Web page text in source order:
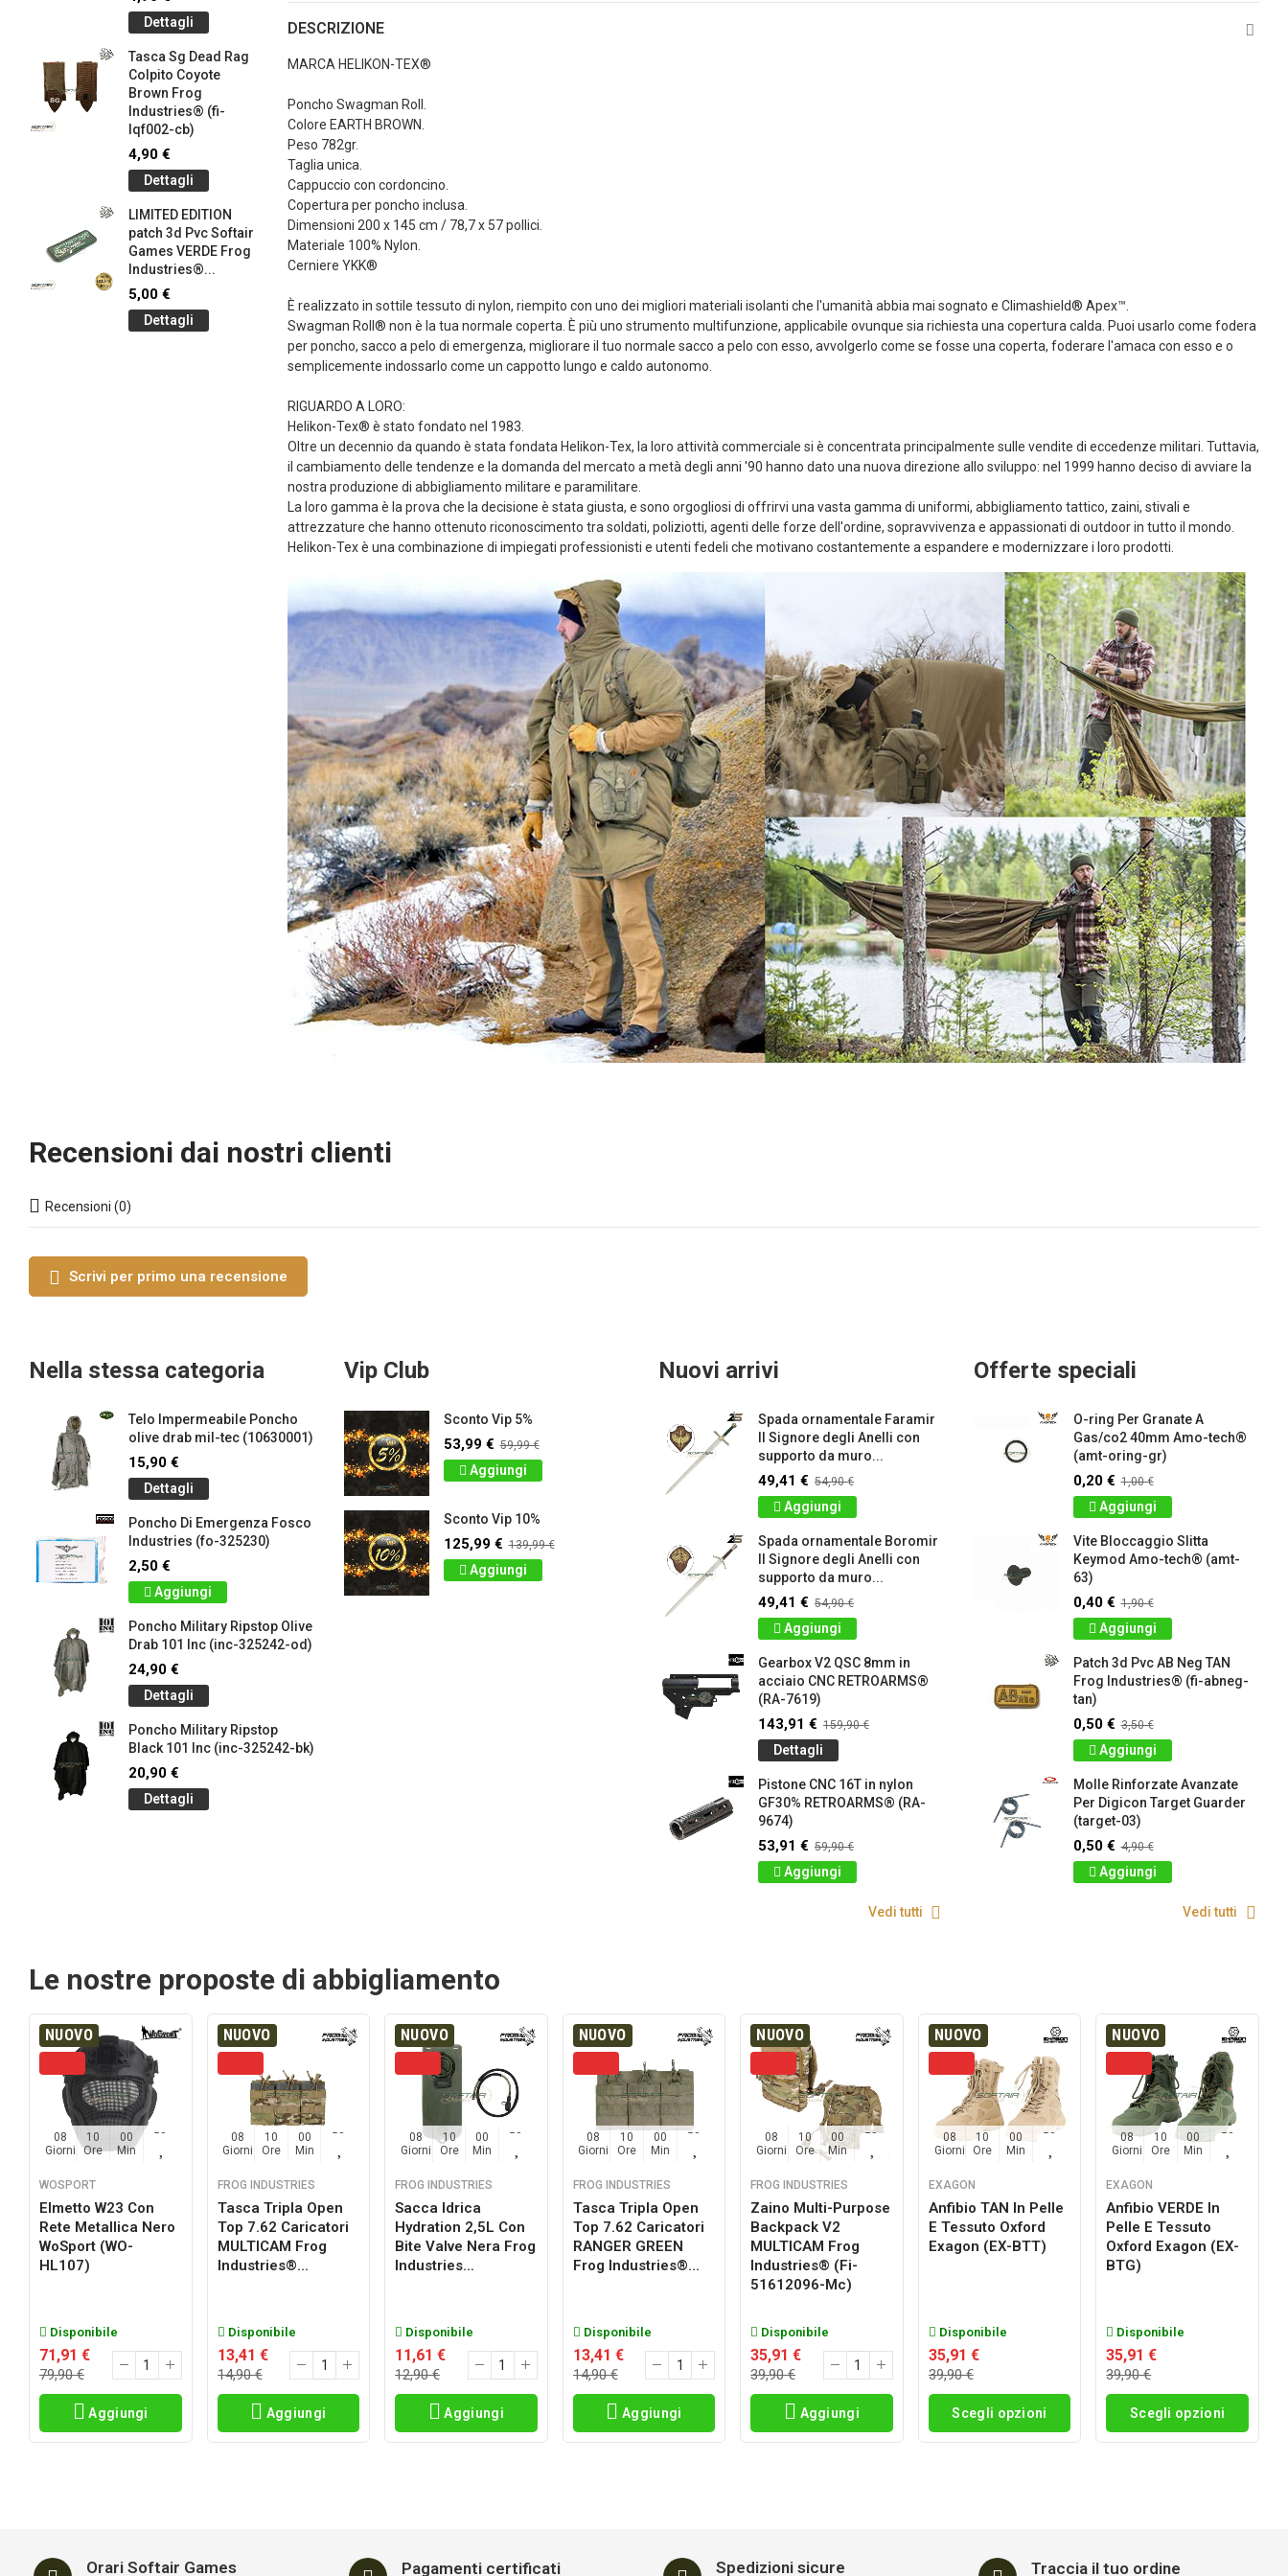
DESCRIZIONE
MARCA HELIKON-TEX®
Poncho Swagman Roll.
Colore EARTH BROWN.
Peso 782gr.
Taglia unica.
Cappuccio con cordoncino.
Copertura per poncho inclusa.
Dimensioni 200 x 145 cm / 78,7 x 57 pollici.
Materiale 100% Nylon.
Cerniere YKK®
È realizzato in sottile tessuto di nylon, riempito con uno dei migliori materiali isolanti che l'umanità abbia mai sognato e Climashield® Apex™.
Swagman Roll® non è la tua normale coperta. È più uno strumento multifunzione, applicabile ovunque sia richiesta una copertura calda. Puoi usarlo come fodera
per poncho, sacco a pelo di emergenza, migliorare il tuo normale sacco a pelo con esso, avvolgerlo come se fosse una coperta, foderare l'amaca con esso e o
semplicemente indossarlo come un cappotto lungo e caldo autonomo.
RIGUARDO A LORO:
Helikon-Tex® è stato fondato nel 1983.
Oltre un decennio da quando è stata fondata Helikon-Tex, la loro attività commerciale si è concentrata principalmente sulle vendite di eccedenze militari. Tuttavia,
il cambiamento delle tendenze e la domanda del mercato a metà degli anni '90 hanno dato una nuova direzione allo sviluppo: nel 1999 hanno deciso di avviare la
nostra produzione di abbigliamento militare e paramilitare.
La loro gamma è la prova che la decisione è stata giusta, e sono orgogliosi di offrirvi una vasta gamma di uniformi, abbigliamento tattico, zaini, stivali e
attrezzature che hanno ottenuto riconoscimento tra soldati, poliziotti, agenti delle forze dell'ordine, sopravvivenza e appassionati di outdoor in tutto il mondo.
Helikon-Tex è una combinazione di impiegati professionisti e utenti fedeli che motivano costantemente a espandere e modernizzare i loro prodotti.
Dettagli
Tasca Sg Dead Rag
Colpito Coyote
Brown Frog
Industries® (fi-
lqf002-cb)
4,90 €
Dettagli
LIMITED EDITION
patch 3d Pvc Softair
Games VERDE Frog
Industries®...
5,00 €
Dettagli
145-bk)
4,90 €
Dettagli
Silicone Da Polso
Olive Drab Frog
Dettagli
Braccialetto Sg
Silicone Da Polso
Coyote Brown Frog
1,00 €
Dettagli
Dettagli
Recensioni dai nostri clienti
Recensioni (0)
Scrivi per primo una recensione
Nella stessa categoria
Telo Impermeabile Poncho
olive drab mil-tec (10630001)
15,90 €
Dettagli
Poncho Di Emergenza Fosco
Industries (fo-325230)
2,50 €
Aggiungi
Poncho Military Ripstop Olive
Drab 101 Inc (inc-325242-od)
24,90 €
Dettagli
Poncho Military Ripstop
Black 101 Inc (inc-325242-bk)
20,90 €
Dettagli
Vip Club
Sconto Vip 5%
53,99 € 59,99 €
Aggiungi
Sconto Vip 10%
125,99 € 139,99 €
Aggiungi
Nuovi arrivi
Spada ornamentale Faramir
Il Signore degli Anelli con
supporto da muro...
49,41 € 54,90 €
Aggiungi
Spada ornamentale Boromir
Il Signore degli Anelli con
supporto da muro...
49,41 € 54,90 €
Aggiungi
Gearbox V2 QSC 8mm in
acciaio CNC RETROARMS®
(RA-7619)
143,91 € 159,90 €
Dettagli
Pistone CNC 16T in nylon
GF30% RETROARMS® (RA-
9674)
53,91 € 59,90 €
Aggiungi
Vedi tutti
Offerte speciali
O-ring Per Granate A
Gas/co2 40mm Amo-tech®
(amt-oring-gr)
0,20 € 1,00 €
Aggiungi
Vite Bloccaggio Slitta
Keymod Amo-tech® (amt-
63)
0,40 € 1,90 €
Aggiungi
Patch 3d Pvc AB Neg TAN
Frog Industries® (fi-abneg-
tan)
0,50 € 3,50 €
Aggiungi
Molle Rinforzate Avanzate
Per Digicon Target Guarder
(target-03)
0,50 € 4,90 €
Aggiungi
Vedi tutti
Le nostre proposte di abbigliamento
NUOVO
08
Giorni
10
Ore
00
Min
57
WOSPORT
Elmetto W23 Con
Rete Metallica Nero
WoSport (WO-
HL107)
Disponibile
71,91 €
79,90 €
Aggiungi
NUOVO
08
Giorni
10
Ore
00
Min
57
FROG INDUSTRIES
Tasca Tripla Open
Top 7.62 Caricatori
MULTICAM Frog
Industries®...
Disponibile
13,41 €
14,90 €
Aggiungi
NUOVO
08
Giorni
10
Ore
00
Min
57
FROG INDUSTRIES
Sacca Idrica
Hydration 2,5L Con
Bite Valve Nera Frog
Industries...
Disponibile
11,61 €
12,90 €
Aggiungi
NUOVO
08
Giorni
10
Ore
00
Min
57
FROG INDUSTRIES
Tasca Tripla Open
Top 7.62 Caricatori
RANGER GREEN
Frog Industries®...
Disponibile
13,41 €
14,90 €
Aggiungi
NUOVO
08
Giorni
10
Ore
00
Min
57
FROG INDUSTRIES
Zaino Multi-Purpose
Backpack V2
MULTICAM Frog
Industries® (fi-
51612096-Mc)
Disponibile
35,91 €
39,90 €
Aggiungi
NUOVO
08
Giorni
10
Ore
00
Min
57
EXAGON
Anfibio TAN In Pelle
E Tessuto Oxford
Exagon (EX-BTT)
Disponibile
35,91 €
39,90 €
Scegli opzioni
NUOVO
08
Giorni
10
Ore
00
Min
57
EXAGON
Anfibio VERDE In
Pelle E Tessuto
Oxford Exagon (EX-
BTG)
Disponibile
35,91 €
39,90 €
Scegli opzioni
Orari Softair Games Pagamenti certificati Spedizioni sicure Traccia il tuo ordine